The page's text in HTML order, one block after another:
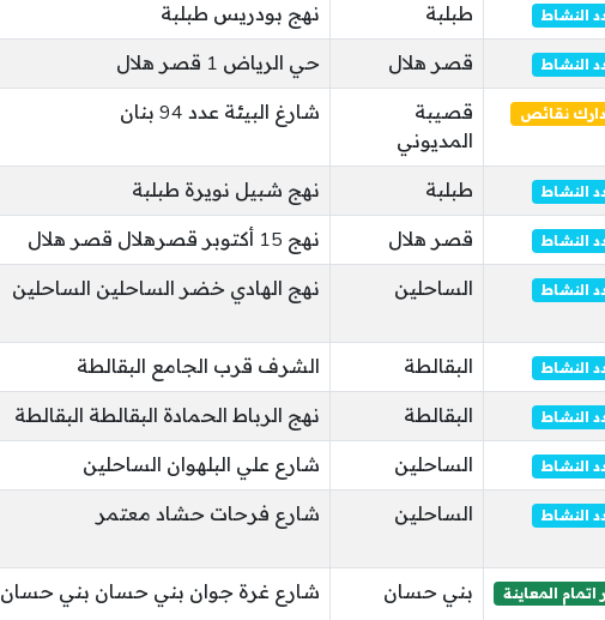
النشاط طبلبة نهج بودريس طبلبة
النشاط قصر هلال حي الرياض 1 قصر هلال
نقائص
قصيبة
المديوني
شارغ البيئة عدد 94 بنان
النشاط طبلبة نهج شبيل نويرة طبلبة
النشاط قصر هلال نهج 15 أكتوبر قصرهلال قصر هلال
النشاط الساحلين نهج الهادي خضر الساحلين الساحلين
النشاط البقالطة الشرف قرب الجامع البقالطة
النشاط البقالطة نهج الرباط الحمادة البقالطة البقالطة
النشاط الساحلين شارع علي البلهوان الساحلين
النشاط الساحلين شارع فرحات حشاد معتمر
المعاينة بني حسان شارع غرة جوان بني حسان بني حسان